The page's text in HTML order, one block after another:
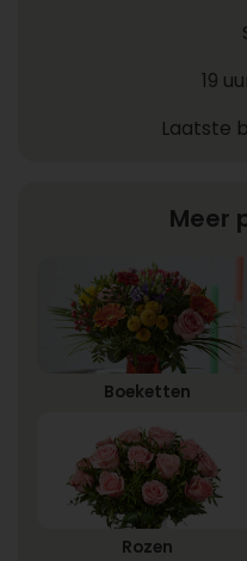
19
Laatste
Meer
Boeketten
Rozen